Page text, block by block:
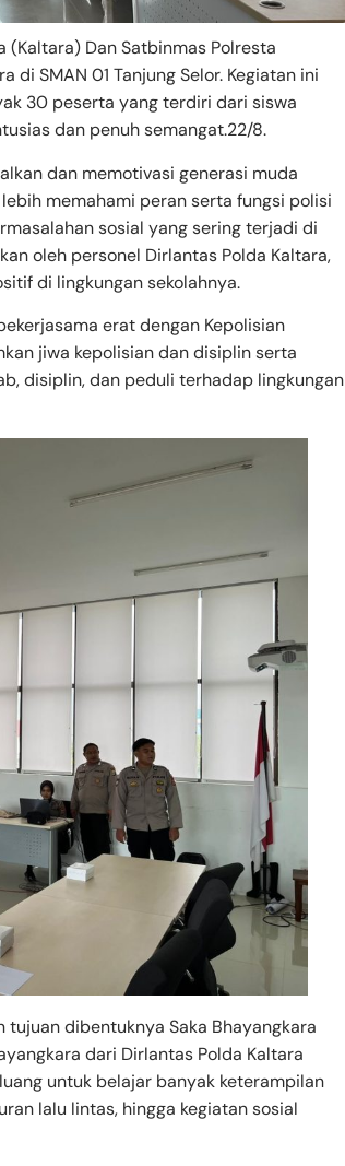
(Kaltara) Dan Satbinmas Polresta
di SMAN 01 Tanjung Selor. Kegiatan ini
30 peserta yang terdiri dari siswa
dan penuh semangat.22/8.
dan memotivasi generasi muda
memahami peran serta fungsi polisi
sosial yang sering terjadi di
oleh personel Dirlantas Polda Kaltara,
di lingkungan sekolahnya.
erat dengan Kepolisian
jiwa kepolisian dan disiplin serta
disiplin, dan peduli terhadap lingkungan
dibentuknya Saka Bhayangkara
dari Dirlantas Polda Kaltara
untuk belajar banyak keterampilan
lalu lintas, hingga kegiatan sosial